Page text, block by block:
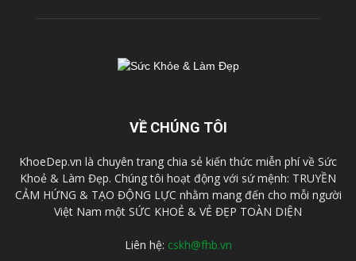
VỀ CHÚNG TÔI
KhoeDep.vn là chuyên trang chia sẻ kiến thức miễn phí về Sức
Khoẻ & Làm Đẹp. Chúng tôi hoạt động với sứ mệnh: TRUYỀN
CẢM HỨNG & TẠO ĐỘNG LỰC nhằm mang đến cho mỗi người
Việt Nam một SỨC KHOẺ & VẺ ĐẸP TOÀN DIỆN
Liên hệ: cskh@fhb.vn